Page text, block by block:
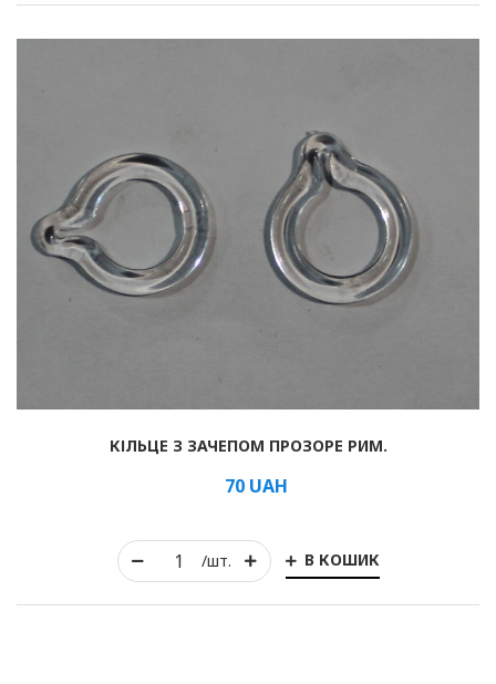
Горизонтальні жалюзі
Вертикальні
/шт. В КОШИК
КІЛЬЦЕ З ЗАЧЕПОМ ПРОЗОРЕ РИМ.
70UAH